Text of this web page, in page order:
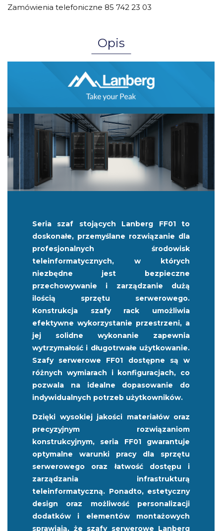
Zamówienia telefoniczne 85 742 23 03
Opis
Seria szaf stojących Lanberg FF01 to
doskonałe, przemyślane rozwiązanie dla
profesjonalnych środowisk
teleinformatycznych, w których
niezbędne jest bezpieczne
przechowywanie i zarządzanie dużą
ilością sprzętu serwerowego.
Konstrukcja szafy rack umożliwia
efektywne wykorzystanie przestrzeni, a
jej solidne wykonanie zapewnia
wytrzymałość i długotrwałe użytkowanie.
Szafy serwerowe FF01 dostępne są w
różnych wymiarach i konfiguracjach, co
pozwala na idealne dopasowanie do
indywidualnych potrzeb użytkowników.
Dzięki wysokiej jakości materiałów oraz
precyzyjnym rozwiązaniom
konstrukcyjnym, seria FF01 gwarantuje
optymalne warunki pracy dla sprzętu
serwerowego oraz łatwość dostępu i
zarządzania infrastrukturą
teleinformatyczną. Ponadto, estetyczny
design oraz możliwość personalizacji
dodatków i elementów montażowych
sprawiają, że szafy serwerowe Lanberg